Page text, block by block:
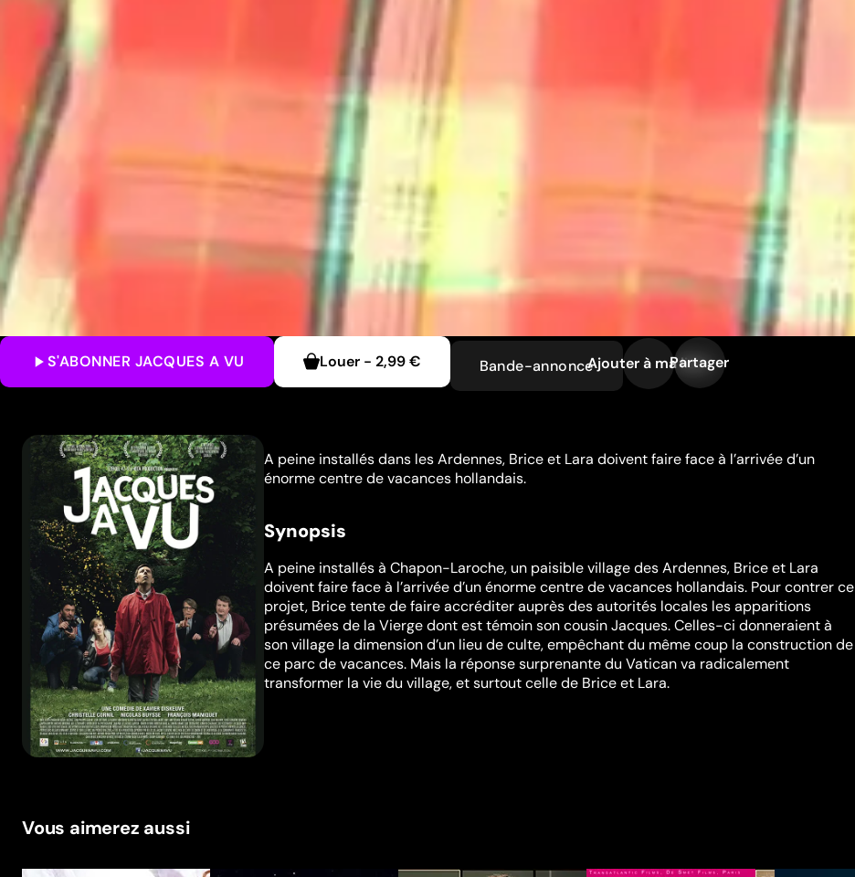
S'ABONNER JACQUES A VU Louer- 2,99 € Bande-annonceAjouter à ma liste
Partager
A peine installés dans les Ardennes, Brice et Lara doivent faire face à l’arrivée d’un
énorme centre de vacances hollandais.
Synopsis
A peine installés à Chapon-Laroche, un paisible village des Ardennes, Brice et Lara
doivent faire face à l’arrivée d’un énorme centre de vacances hollandais. Pour contrer ce
projet, Brice tente de faire accréditer auprès des autorités locales les apparitions
présumées de la Vierge dont est témoin son cousin Jacques. Celles-ci donneraient à
son village la dimension d’un lieu de culte, empêchant du même coup la construction de
ce parc de vacances. Mais la réponse surprenante du Vatican va radicalement
transformer la vie du village, et surtout celle de Brice et Lara.
Vous aimerez aussi